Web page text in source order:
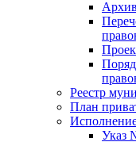
Реестр
План
Указ